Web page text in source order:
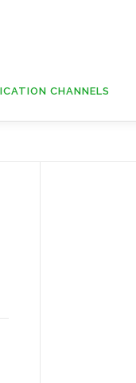
CHANNELS